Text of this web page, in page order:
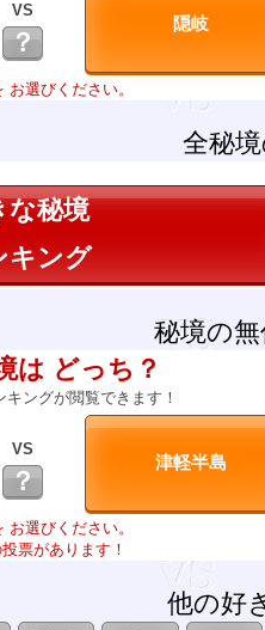
VS
？
お選びください。
全秘
な秘境
キング
秘境の
は どっち？
ングが閲覧できます！
VS
？
お選びください。
票があります！
他の好